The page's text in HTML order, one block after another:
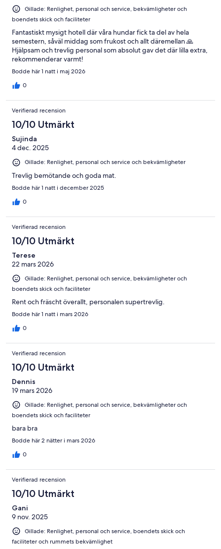
Gillade: Renlighet, personal och service, bekvämligheter och
boendets skick och faciliteter
Fantastiskt mysigt hotell där våra hundar fick ta del av hela
semestern, såväl middag som frukost och allt däremellan 🙏
Hjälpsam och trevlig personal som absolut gav det där lilla extra,
rekommenderar varmt!
Bodde här 1 natt i maj 2026
0
Verifierad recension
10/10 Utmärkt
Sujinda
4 dec. 2025
Gillade: Renlighet, personal och service och bekvämligheter
Trevlig bemötande och goda mat.
Bodde här 1 natt i december 2025
0
Verifierad recension
10/10 Utmärkt
Terese
22 mars 2026
Gillade: Renlighet, personal och service, bekvämligheter och
boendets skick och faciliteter
Rent och fräscht överallt, personalen supertrevlig.
Bodde här 1 natt i mars 2026
0
Verifierad recension
10/10 Utmärkt
Dennis
19 mars 2026
Gillade: Renlighet, personal och service, bekvämligheter och
boendets skick och faciliteter
bara bra
Bodde här 2 nätter i mars 2026
0
Verifierad recension
10/10 Utmärkt
Gani
9 nov. 2025
Gillade: Renlighet, personal och service, boendets skick och
faciliteter och rummets bekvämlighet